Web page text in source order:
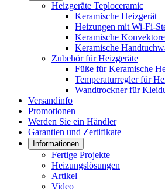
Heizgeräte Teploceramic
Keramische Heizgerät
Heizungen mit Wi-Fi-
Keramische
Keramische
Zubehör für Heizgeräte
Füße für Keramische
Temperaturregler für
Wandtrockner für
Versandinfo
Promotionen
Werden Sie ein Händler
Garantien und Zertifikate
Informationen
Fertige Projekte
Heizungslösungen
Artikel
Video